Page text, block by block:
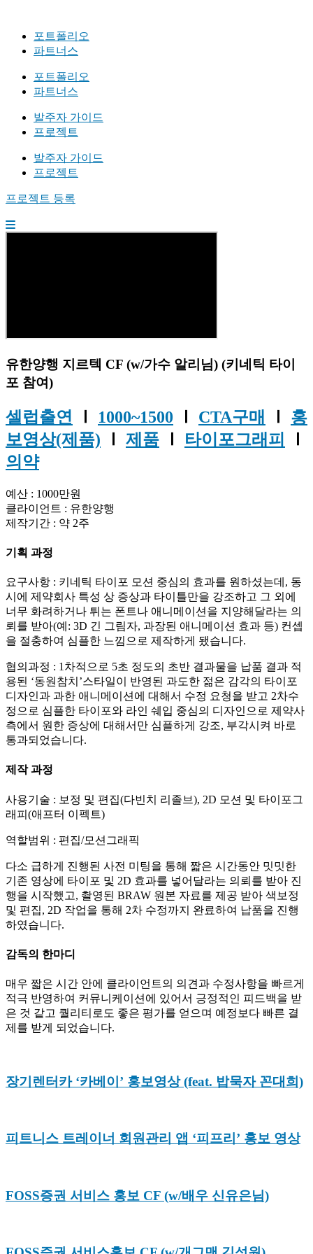
포트폴리오
파트너스
포트폴리오
파트너스
발주자 가이드
프로젝트
발주자 가이드
프로젝트
프로젝트 등록
유한양행 지르텍 CF (w/가수 알리님) (키네틱 타이
포 참여)
셀럽출연 1000~1500 CTA구매
홍
보영상(제품)
제품 타이포그래피
의약
예산 : 1000만원
클라이언트 : 유한양행
제작기간 : 약 2주
기획 과정
요구사항 : 키네틱 타이포 모션 중심의 효과를 원하셨는데, 동
시에 제약회사 특성 상 증상과 타이틀만을 강조하고 그 외에
너무 화려하거나 튀는 폰트나 애니메이션을 지양해달라는 의
뢰를 받아(예: 3D 긴 그림자, 과장된 애니메이션 효과 등) 컨셉
을 절충하여 심플한 느낌으로 제작하게 됐습니다.
협의과정 : 1차적으로 5초 정도의 초반 결과물을 납품 결과 적
용된 ‘동원참치’스타일이 반영된 과도한 젊은 감각의 타이포
디자인과 과한 애니메이션에 대해서 수정 요청을 받고 2차수
정으로 심플한 타이포와 라인 쉐입 중심의 디자인으로 제약사
측에서 원한 증상에 대해서만 심플하게 강조, 부각시켜 바로
통과되었습니다.
제작 과정
사용기술 : 보정 및 편집(다빈치 리졸브), 2D 모션 및 타이포그
래피(애프터 이펙트)
역할범위 : 편집/모션그래픽
다소 급하게 진행된 사전 미팅을 통해 짧은 시간동안 밋밋한
기존 영상에 타이포 및 2D 효과를 넣어달라는 의뢰를 받아 진
행을 시작했고, 촬영된 BRAW 원본 자료를 제공 받아 색보정
및 편집, 2D 작업을 통해 2차 수정까지 완료하여 납품을 진행
하였습니다.
감독의 한마디
매우 짧은 시간 안에 클라이언트의 의견과 수정사항을 빠르게
적극 반영하여 커뮤니케이션에 있어서 긍정적인 피드백을 받
은 것 같고 퀄리티로도 좋은 평가를 얻으며 예정보다 빠른 결
제를 받게 되었습니다.
장기렌터카 ‘카베이’ 홍보영상 (feat. 밥묵자 꼰대희)
피트니스 트레이너 회원관리 앱 ‘피프리’ 홍보 영상
FOSS증권 서비스 홍보 CF (w/배우 신유은님)